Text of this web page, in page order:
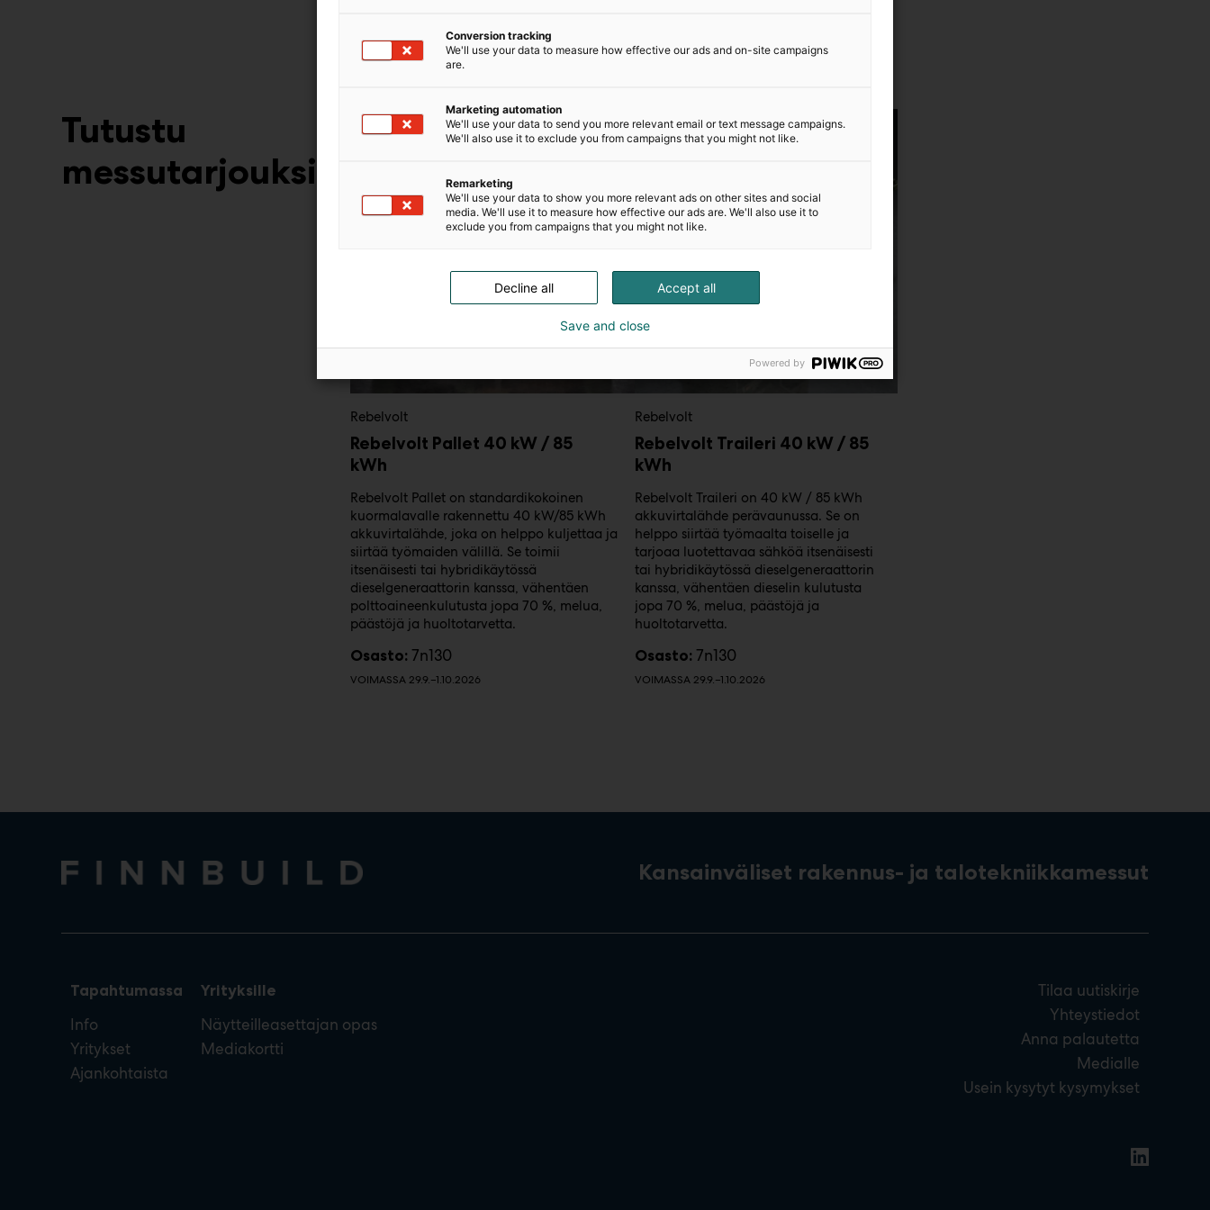
Tutustu
messutarjouksiin
Rebelvolt
Rebelvolt Pallet 40 kW / 85
kWh
Rebelvolt Pallet on standardikokoinen
kuormalavalle rakennettu 40 kW/85 kWh
akkuvirtalähde, joka on helppo kuljettaa ja
siirtää työmaiden välillä. Se toimii
itsenäisesti tai hybridikäytössä
dieselgeneraattorin kanssa, vähentäen
polttoaineenkulutusta jopa 70 %, melua,
päästöjä ja huoltotarvetta.
Osasto: 7n130
VOIMASSA 29.9.–1.10.2026
Rebelvolt
Rebelvolt Traileri 40 kW / 85
kWh
Rebelvolt Traileri on 40 kW / 85 kWh
akkuvirtalähde perävaunussa. Se on
helppo siirtää työmaalta toiselle ja
tarjoaa luotettavaa sähköä itsenäisesti
tai hybridikäytössä dieselgeneraattorin
kanssa, vähentäen dieselin kulutusta
jopa 70 %, melua, päästöjä ja
huoltotarvetta.
Osasto: 7n130
VOIMASSA 29.9.–1.10.2026
Kansainväliset rakennus- ja talotekniikkamessut
Tapahtumassa
Info
Yritykset
Ajankohtaista
Yrityksille
Näytteilleasettajan opas
Mediakortti
Tilaa uutiskirje
Yhteystiedot
Anna palautetta
Medialle
Usein kysytyt kysymykset
Conversion tracking
We'll use your data to measure how effective our ads and on-site campaigns
are.
Marketing automation
We'll use your data to send you more relevant email or text message campaigns.
We'll also use it to exclude you from campaigns that you might not like.
Remarketing
We'll use your data to show you more relevant ads on other sites and social
media. We'll use it to measure how effective our ads are. We'll also use it to
exclude you from campaigns that you might not like.
Accept all
Decline all
Save and close
Powered by